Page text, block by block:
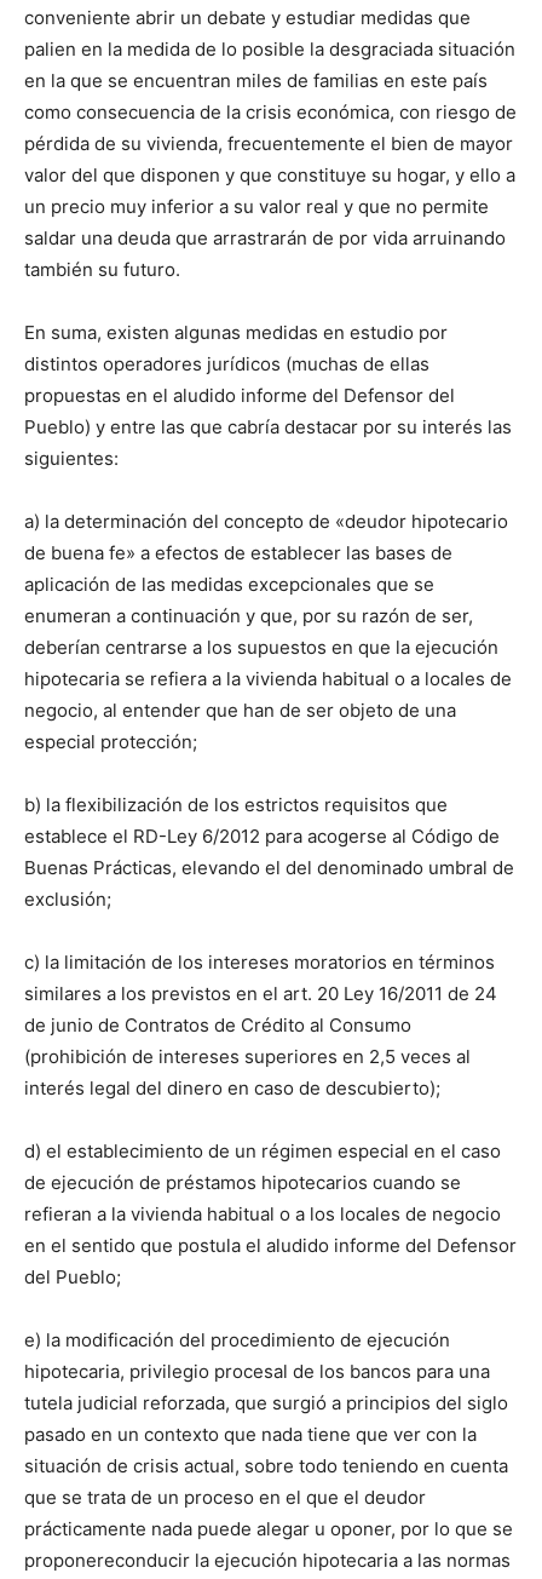
conveniente abrir un debate y estudiar medidas que
palien en la medida de lo posible la desgraciada situación
en la que se encuentran miles de familias en este país
como consecuencia de la crisis económica, con riesgo de
pérdida de su vivienda, frecuentemente el bien de mayor
valor del que disponen y que constituye su hogar, y ello a
un precio muy inferior a su valor real y que no permite
saldar una deuda que arrastrarán de por vida arruinando
también su futuro.
En suma, existen algunas medidas en estudio por
distintos operadores jurídicos (muchas de ellas
propuestas en el aludido informe del Defensor del
Pueblo) y entre las que cabría destacar por su interés las
siguientes:
a) la determinación del concepto de «deudor hipotecario
de buena fe» a efectos de establecer las bases de
aplicación de las medidas excepcionales que se
enumeran a continuación y que, por su razón de ser,
deberían centrarse a los supuestos en que la ejecución
hipotecaria se refiera a la vivienda habitual o a locales de
negocio, al entender que han de ser objeto de una
especial protección;
b) la flexibilización de los estrictos requisitos que
establece el RD-Ley 6/2012 para acogerse al Código de
Buenas Prácticas, elevando el del denominado umbral de
exclusión;
c) la limitación de los intereses moratorios en términos
similares a los previstos en el art. 20 Ley 16/2011 de 24
de junio de Contratos de Crédito al Consumo
(prohibición de intereses superiores en 2,5 veces al
interés legal del dinero en caso de descubierto);
d) el establecimiento de un régimen especial en el caso
de ejecución de préstamos hipotecarios cuando se
refieran a la vivienda habitual o a los locales de negocio
en el sentido que postula el aludido informe del Defensor
del Pueblo;
e) la modificación del procedimiento de ejecución
hipotecaria, privilegio procesal de los bancos para una
tutela judicial reforzada, que surgió a principios del siglo
pasado en un contexto que nada tiene que ver con la
situación de crisis actual, sobre todo teniendo en cuenta
que se trata de un proceso en el que el deudor
prácticamente nada puede alegar u oponer, por lo que se
proponereconducir la ejecución hipotecaria a las normas